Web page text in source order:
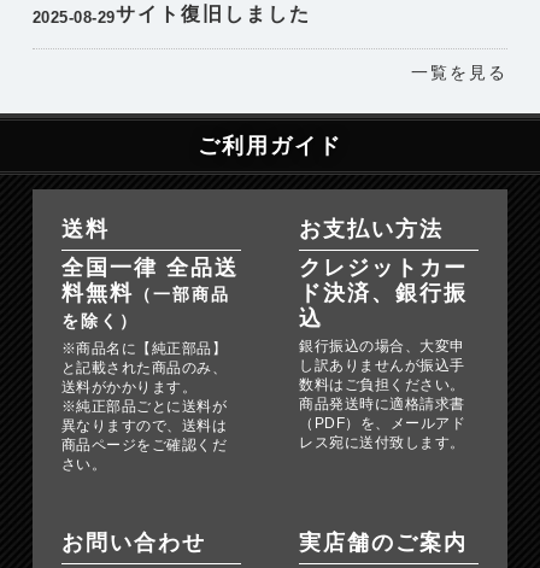
2025-08-29サイト復旧しました
一覧を見る
ご利用ガイド
送料
全国一律 全品送
料無料 （一部商品
を除く）
※商品名に【純正部品】
と記載された商品のみ、
送料がかかります。
※純正部品ごとに送料が
異なりますので、送料は
商品ページをご確認くだ
さい。
お支払い方法
クレジットカー
ド決済、銀行振
込
銀行振込の場合、大変申
し訳ありませんが振込手
数料はご負担ください。
商品発送時に適格請求書
（PDF）を、メールアド
レス宛に送付致します。
お問い合わせ 実店舗のご案内